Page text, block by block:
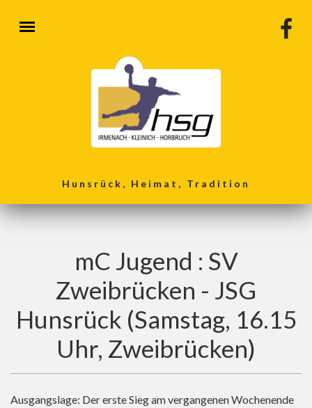
Hunsrück, Heimat, Tradition
mC Jugend : SV
Zweibrücken - JSG
Hunsrück (Samstag, 16.15
Uhr, Zweibrücken)
Ausgangslage: Der erste Sieg am vergangenen Wochenende